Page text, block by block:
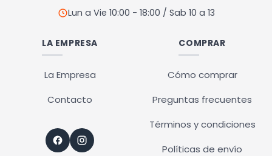
producto
Lun a Vie 10:00 - 18:00 / Sab 10 a 13
LA EMPRESA
La Empresa
Contacto
COMPRAR
Cómo comprar
Preguntas frecuentes
Términos y condiciones
Políticas de envío